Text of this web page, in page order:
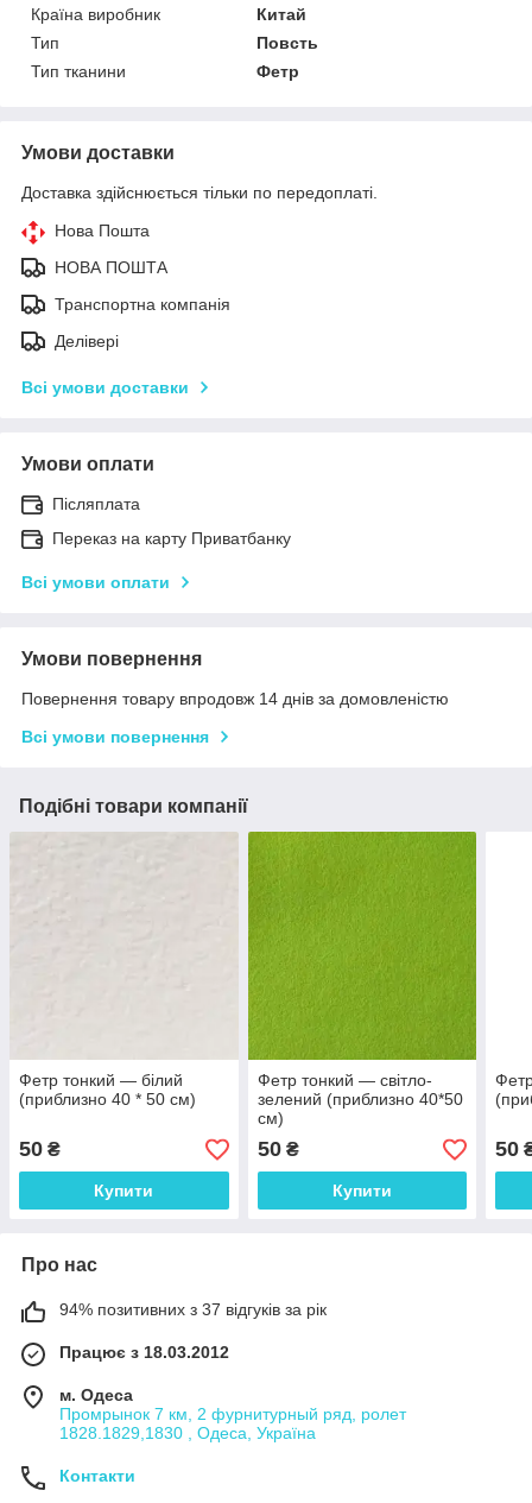
Країна виробник
Китай
Тип
Повсть
Тип тканини
Фетр
Умови доставки
Доставка здійснюється тільки по передоплаті.
Нова Пошта
НОВА ПОШТА
Транспортна компанія
Делівері
Всі умови доставки
Умови оплати
Післяплата
Переказ на карту Приватбанку
Всі умови оплати
Умови повернення
Повернення товару впродовж 14 днів за домовленістю
Всі умови повернення
Подібні товари компанії
Фетр тонкий — білий
(приблизно 40 * 50 см)
50 ₴
Купити
Фетр тонкий — світло-
зелений (приблизно 40*50
см)
50₴
Купити
50
Про нас
94% позитивних з 37 відгуків за рік
Працює з 18.03.2012
м. Одеса
Промрынок 7 км, 2 фурнитурный ряд, ролет
1828.1829,1830 , Одеса, Україна
Контакти